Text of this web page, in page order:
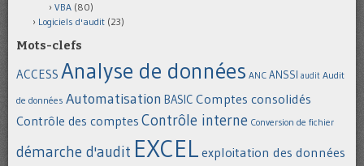
VBA (80)
Logiciels d'audit (23)
Mots-clefs
ACCESS Analyse de données ANC ANSSI audit Audit
de données Automatisation BASIC Comptes consolidés
Contrôle des comptes Contrôle interne Conversion de fichier
démarche d'audit EXCEL exploitation des données